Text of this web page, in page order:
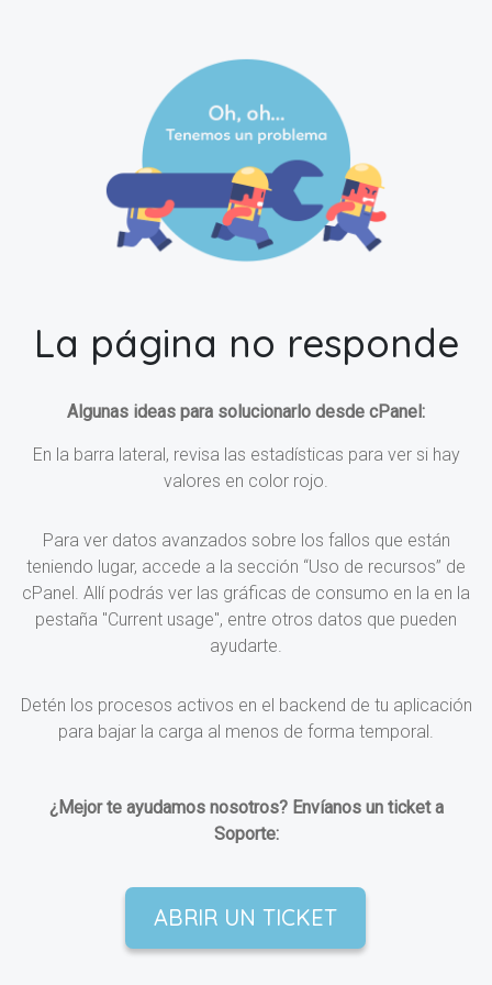
La página no responde
Algunas ideas para solucionarlo desde cPanel:
En la barra lateral, revisa las estadísticas para ver si hay
valores en color rojo.
Para ver datos avanzados sobre los fallos que están
teniendo lugar, accede a la sección “Uso de recursos” de
cPanel. Allí podrás ver las gráficas de consumo en la en la
pestaña "Current usage", entre otros datos que pueden
ayudarte.
Detén los procesos activos en el backend de tu aplicación
para bajar la carga al menos de forma temporal.
¿Mejor te ayudamos nosotros? Envíanos un ticket a
Soporte:
ABRIR UN TICKET